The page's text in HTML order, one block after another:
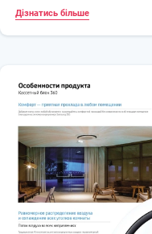
Холодоагент R32;
(індивідуальний пульт
пульт або модуль Wi-Fi на
Дізнатись більше